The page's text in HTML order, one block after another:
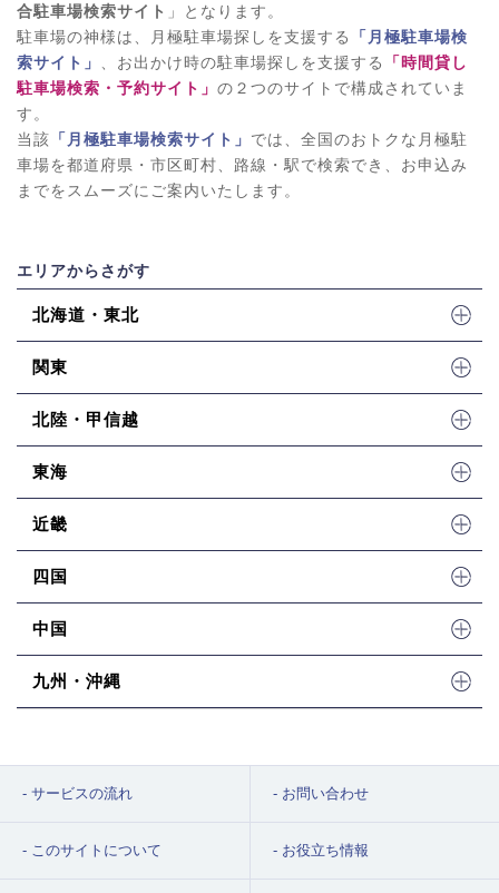
合駐車場検索サイト 」となります。
駐車場の神様は、月極駐車場探しを支援する
「月極駐車場検
索サイト」
、お出かけ時の駐車場探しを支援する
「時間貸し
駐車場検索・予約サイト」 の２つのサイトで構成されていま
す。
当該 「月極駐車場検索サイト」 では、全国のおトクな月極駐
車場を都道府県・市区町村、路線・駅で検索でき、お申込み
までをスムーズにご案内いたします。
エリアからさがす
北海道・東北
関東
北陸・甲信越
東海
近畿
四国
中国
九州・沖縄
サービスの流れ お問い合わせ
このサイトについて お役立ち情報